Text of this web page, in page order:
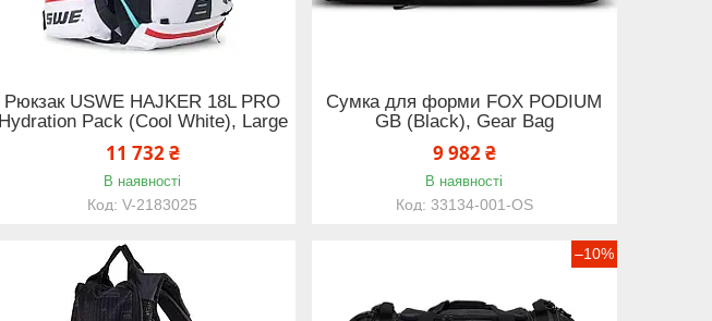
Рюкзак USWE HAJKER 18L PRO
Hydration Pack (Cool White), Large
11 732 ₴
В наявності
V-2183025
Сумка для форми FOX PODIUM
GB (Black), Gear Bag
9 982 ₴
В наявності
33134-001-OS
–10%